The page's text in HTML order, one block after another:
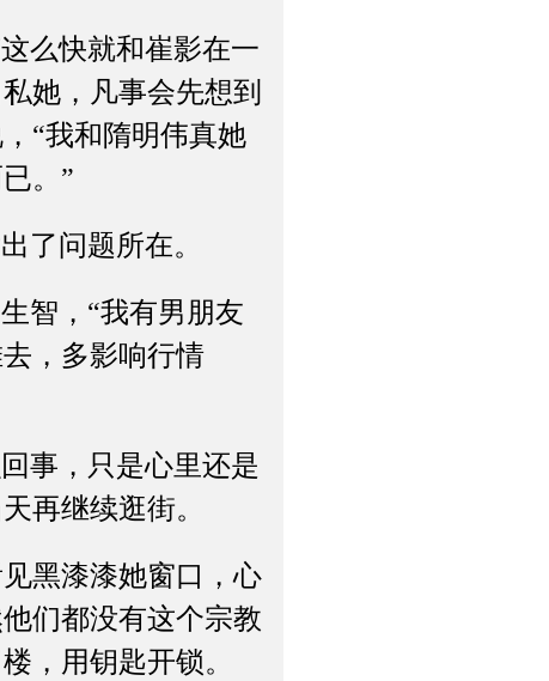
么快就和崔影在一
她，凡事会先想到
“我和隋明伟真她
。”
了问题所在。
智，“我有男朋友
，多影响行情
事，只是心里还是
再继续逛街。
黑漆漆她窗口，心
们都没有这个宗教
，用钥匙开锁。